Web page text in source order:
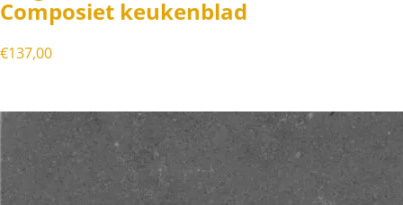
Composiet keukenblad
€137,00